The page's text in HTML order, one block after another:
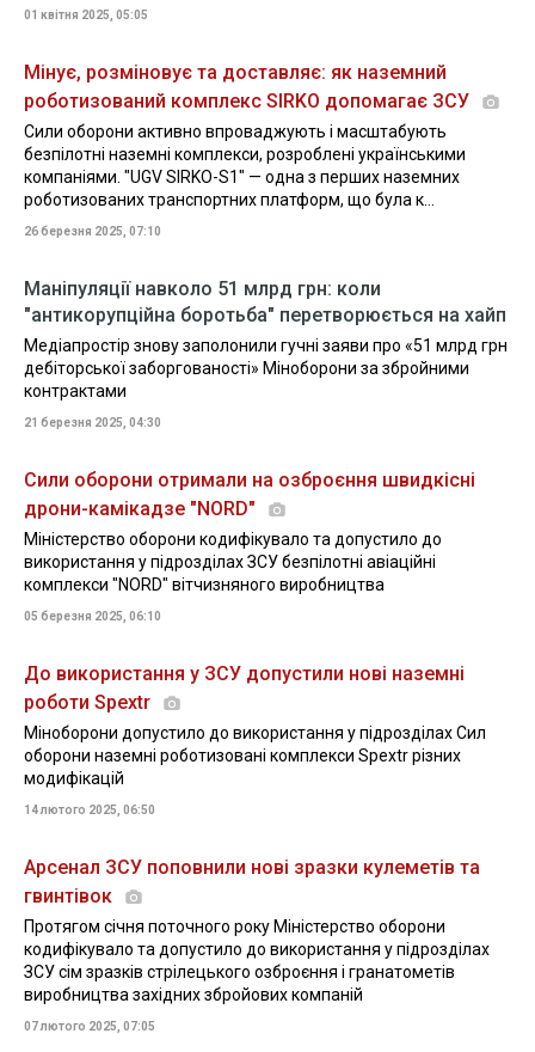
01 квітня 2025, 05:05
Мінує, розміновує та доставляє: як наземний
роботизований комплекс SIRKO допомагає ЗСУ
Сили оборони активно впроваджують і масштабують
безпілотні наземні комплекси, розроблені українськими
компаніями. "UGV SIRKO-S1" — одна з перших наземних
роботизованих транспортних платформ, що була к...
26 березня 2025, 07:10
Маніпуляції навколо 51 млрд грн: коли
"антикорупційна боротьба" перетворюється на хайп
Медіапростір знову заполонили гучні заяви про «51 млрд грн
дебіторської заборгованості» Міноборони за збройними
контрактами
21 березня 2025, 04:30
Сили оборони отримали на озброєння швидкісні
дрони-камікадзе "NORD"
Міністерство оборони кодифікувало та допустило до
використання у підрозділах ЗСУ безпілотні авіаційні
комплекси "NORD" вітчизняного виробництва
05 березня 2025, 06:10
До використання у ЗСУ допустили нові наземні
роботи Spextr
Міноборони допустило до використання у підрозділах Сил
оборони наземні роботизовані комплекси Spextr різних
модифікацій
14 лютого 2025, 06:50
Арсенал ЗСУ поповнили нові зразки кулеметів та
гвинтівок
Протягом січня поточного року Міністерство оборони
кодифікувало та допустило до використання у підрозділах
ЗСУ сім зразків стрілецького озброєння і гранатометів
виробництва західних збройових компаній
07 лютого 2025, 07:05